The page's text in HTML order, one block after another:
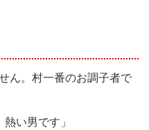
ん。村一番のお調子者で
い男です」